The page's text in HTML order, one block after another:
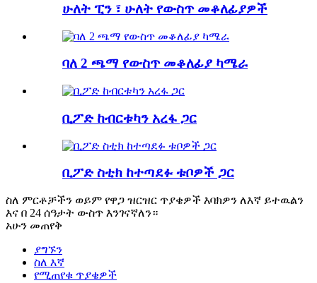
ሁለት ፒን ፣ ሁለት የውስጥ መቆለፊያዎች
ባለ 2 ጫማ የውስጥ መቆለፊያ ካሜራ
ቢፖድ ከብርቱካን አረፋ ጋር
ቢፖድ ስቲክ ከተጣደፉ ቱቦዎች ጋር
ስለ ምርቶቻችን ወይም የዋጋ ዝርዝር ጥያቄዎች እባክዎን ለእኛ ይተዉልን
እና በ 24 ሰዓታት ውስጥ እንገናኛለን።
አሁን መጠየቅ
ያግኙን
ስለ እኛ
የሚጠየቁ ጥያቄዎች